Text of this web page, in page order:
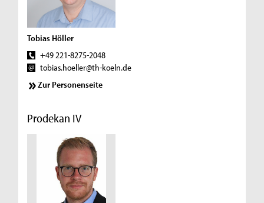
Tobias Höller
+49 221-8275-2048
tobias.hoeller@th-koeln.de
Zur Personenseite
Prodekan IV